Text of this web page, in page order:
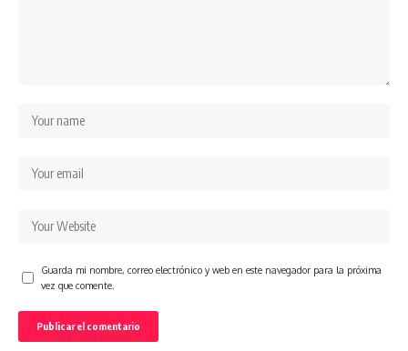
Guarda mi nombre, correo electrónico y web en este navegador para la próxima
vez que comente.